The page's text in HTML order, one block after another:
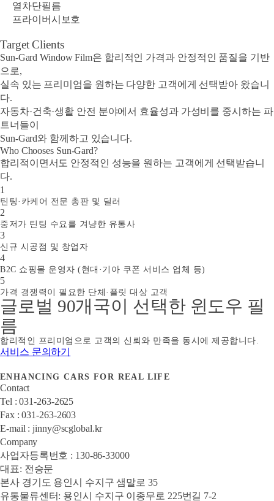
열차단필름
프라이버시보호
Target Clients
Sun-Gard Window Film은 합리적인 가격과 안정적인 품질을 기반
으로,
실속 있는 프리미엄을 원하는 다양한 고객에게 선택받아 왔습니
다.
자동차·건축·생활 안전 분야에서 효율성과 가성비를 중시하는 파
트너들이
Sun-Gard와 함께하고 있습니다.
Who Chooses Sun-Gard?
합리적이면서도 안정적인 성능을 원하는 고객에게 선택받습니
다.
1
틴팅·카케어 전문 총판 및 딜러
2
중저가 틴팅 수요를 겨냥한 유통사
3
신규 시공점 및 창업자
4
B2C 쇼핑몰 운영자 (현대·기아 쿠폰 서비스 업체 등)
5
가격 경쟁력이 필요한 단체·플릿 대상 고객
글로벌 90개국이 선택한 윈도우 필
름
합리적인 프리미엄으로 고객의 신뢰와 만족을 동시에 제공합니다.
서비스 문의하기
ENHANCING CARS FOR REAL LIFE
Contact
Tel : 031-263-2625
Fax : 031-263-2603
E-mail : jinny@scglobal.kr
Company
사업자등록번호 : 130-86-33000
대표: 전승문
본사 경기도 용인시 수지구 샘말로 35
유통물류센터: 용인시 수지구 이종무로 225번길 7-2